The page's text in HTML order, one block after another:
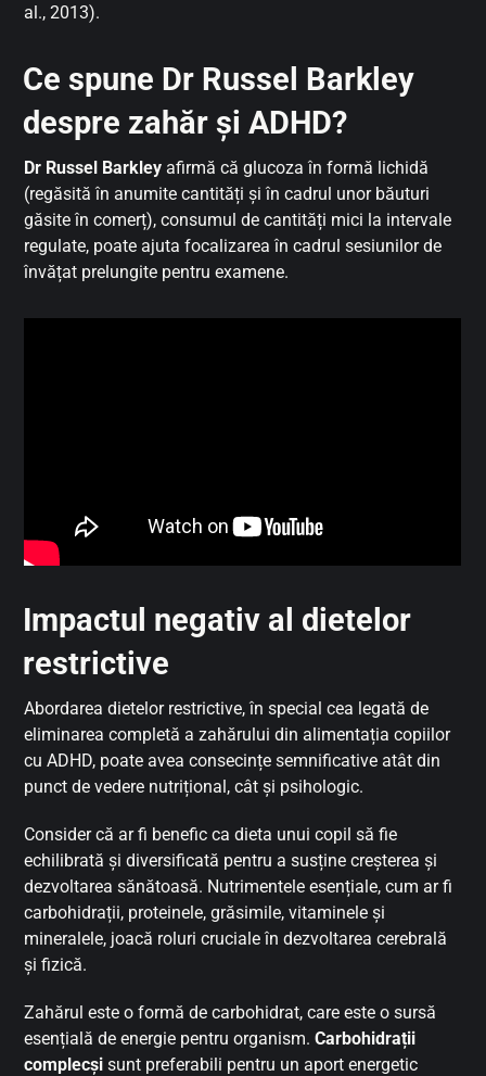
al., 2013).
Ce spune Dr Russel Barkley
despre zahăr și ADHD?
Dr Russel Barkleyafirmă că glucoza în formă lichidă
(regăsită în anumite cantități și în cadrul unor băuturi
găsite în comerț), consumul de cantități mici la intervale
regulate, poate ajuta focalizarea în cadrul sesiunilor de
învățat prelungite pentru examene.
Impactul negativ al dietelor
restrictive
Abordarea dietelor restrictive, în special cea legată de
eliminarea completă a zahărului din alimentația copiilor
cu ADHD, poate avea consecințe semnificative atât din
punct de vedere nutrițional, cât și psihologic.
Consider că ar fi benefic ca dieta unui copil să fie
echilibrată și diversificată pentru a susține creșterea și
dezvoltarea sănătoasă. Nutrimentele esențiale, cum ar fi
carbohidrații, proteinele, grăsimile, vitaminele și
mineralele, joacă roluri cruciale în dezvoltarea cerebrală
și fizică.
Zahărul este o formă de carbohidrat, care este o sursă
esențială de energie pentru organism.Carbohidrații
complecșisunt preferabili pentru un aport energetic